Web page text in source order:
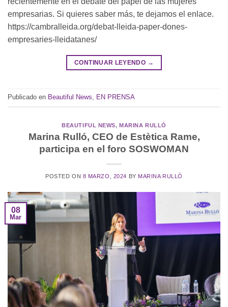
empresarias. Si quieres saber más, te dejamos el enlace.
https://cambralleida.org/debat-lleida-paper-dones-
empresaries-lleidatanes/
CONTINUAR LEYENDO →
Publicado en Beautiful News EN PRENSA
BEAUTIFUL NEWS,MARINA RULLÓ
Marina Rulló, CEO de Estètica Rame,
participa en el foro SOSWOMAN
POSTED ON 8 MARZO, 2024 BY MARINA RULLÓ
08
Mar